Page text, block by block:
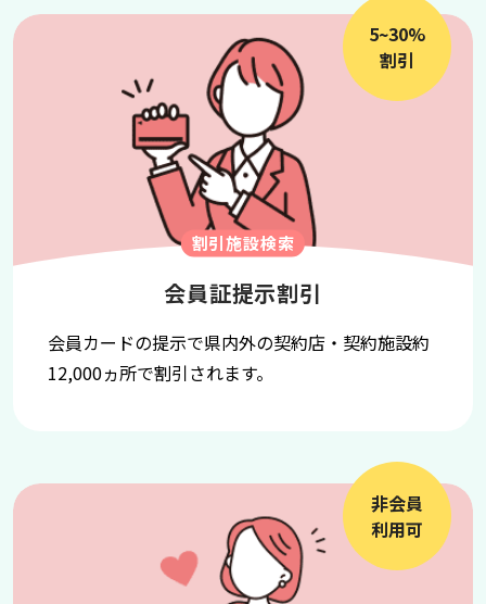
5~30%
割引
割引施設検索
会員証提示割引
会員カードの提示で県内外の契約店・契約施設約
12,000ヵ所で割引されます。
非会員
利用可